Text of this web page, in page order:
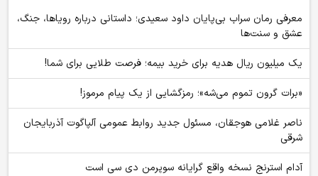
معرفی رمان سراب بی‌پایان داود سعیدی؛ داستانی درباره رویاها، جنگ،
عشق و سنت‌ها
یک میلیون ریال هدیه برای خرید بیمه؛ فرصت طلایی برای شما!
«برات گرون تموم می‌شه»؛ رمزگشایی از یک پیام مرموز!
ناصر غلامی هوجقان، مسئول جدید روابط عمومی آلپاگوت آذربایجان
شرقی
آدام استرنج نسخه واقع گرایانه سوپرمن دی سی است